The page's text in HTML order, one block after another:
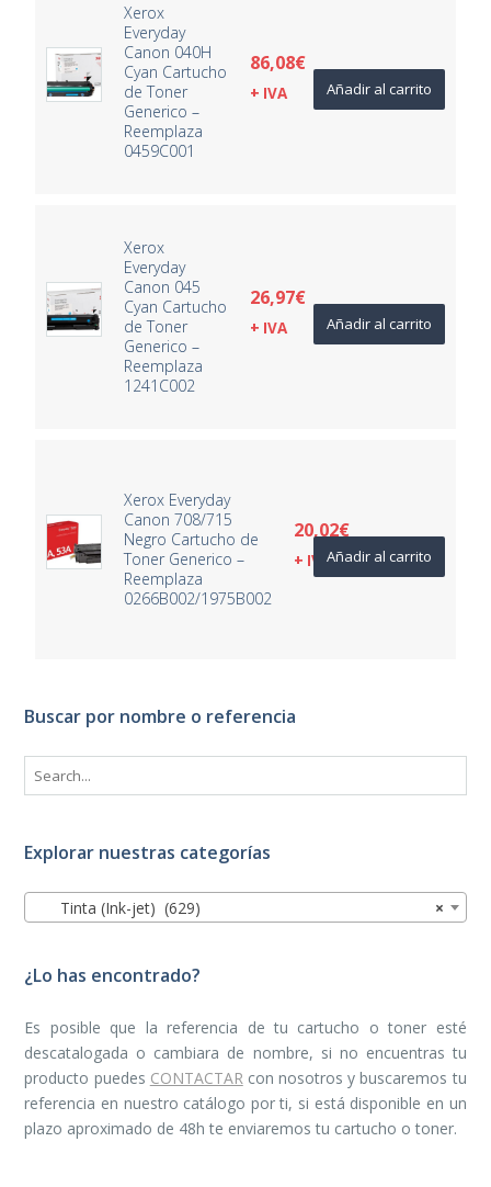
Xerox
Everyday
Canon 040H
Cyan Cartucho
de Toner
Generico –
Reemplaza
0459C001
86,08€
+ IVA Añadir al carrito
Xerox
Everyday
Canon 045
Cyan Cartucho
de Toner
Generico –
Reemplaza
1241C002
26,97€
+ IVA Añadir al carrito
Xerox Everyday
Canon 708/715
Negro Cartucho de
Toner Generico –
Reemplaza
0266B002/1975B002
20,02€
+ IVAAñadir al carrito
Buscar por nombre o referencia
Explorar nuestras categorías
×
Tinta (Ink-jet) (629)
¿Lo has encontrado?
Es posible que la referencia de tu cartucho o toner esté
descatalogada o cambiara de nombre, si no encuentras tu
producto puedes CONTACTARcon nosotros y buscaremos tu
referencia en nuestro catálogo por ti, si está disponible en un
plazo aproximado de 48h te enviaremos tu cartucho o toner.